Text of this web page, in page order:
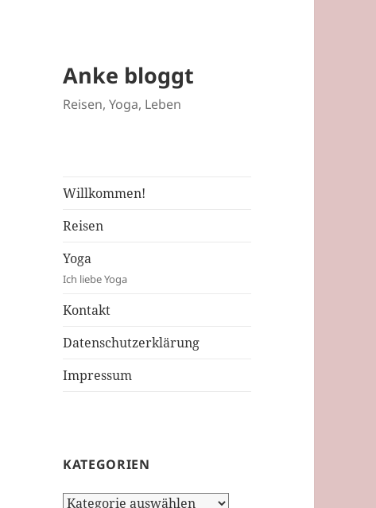
Anke bloggt
Reisen, Yoga, Leben
Willkommen!
Reisen
Yoga
Ich liebe Yoga
Kontakt
Datenschutzerklärung
Impressum
KATEGORIEN
Kategorien